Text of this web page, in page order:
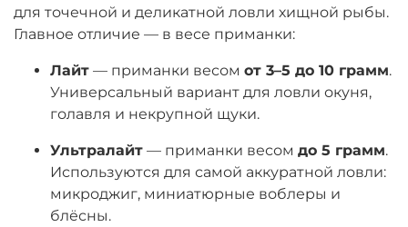
для точечной и деликатной ловли хищной рыбы.
Главное отличие — в весе приманки:
Лайт — приманки весом от 3–5 до 10 грамм.
Универсальный вариант для ловли окуня,
голавля и некрупной щуки.
Ультралайт — приманки весом до 5 грамм.
Используются для самой аккуратной ловли:
микроджиг, миниатюрные воблеры и
блёсны.